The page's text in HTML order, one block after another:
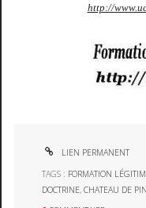
http://
LIEN PERMANENT
TAGS : FORMATION
DOCTRINE,CHATEAU DE